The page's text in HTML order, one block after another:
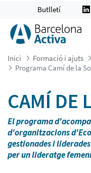
PROGRAMA
Butlletí
Inici Formació i ajuts
CAMÍ DE
El programa
d'organitzacions
gestionades i
per un lideratge